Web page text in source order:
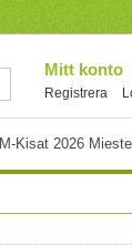
Mitt konto
Registrera
Kisat 2026